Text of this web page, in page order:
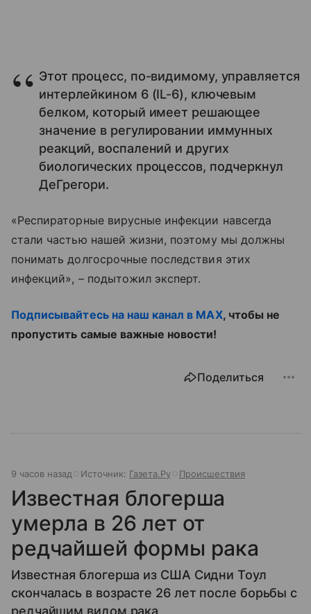
Этот процесс, по-видимому, управляется
интерлейкином 6 (IL-6), ключевым
белком, который имеет решающее
значение в регулировании иммунных
реакций, воспалений и других
биологических процессов, подчеркнул
ДеГрегори.
«Респираторные вирусные инфекции навсегда
стали частью нашей жизни, поэтому мы должны
понимать долгосрочные последствия этих
инфекций», – подытожил эксперт.
Подписывайтесь на наш канал в MAX, чтобы не
пропустить самые важные новости!
Поделиться
9 часов назад Источник: Газета.Ру Происшествия
Известная блогерша
умерла в 26 лет от
редчайшей формы рака
Известная блогерша из США Сидни Тоул
скончалась в возрасте 26 лет после борьбы с
редчайшим видом рака